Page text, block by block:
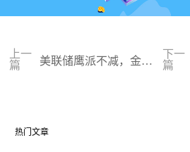
上一
篇
美联储鹰派不减，金价
下一
篇
热门文章